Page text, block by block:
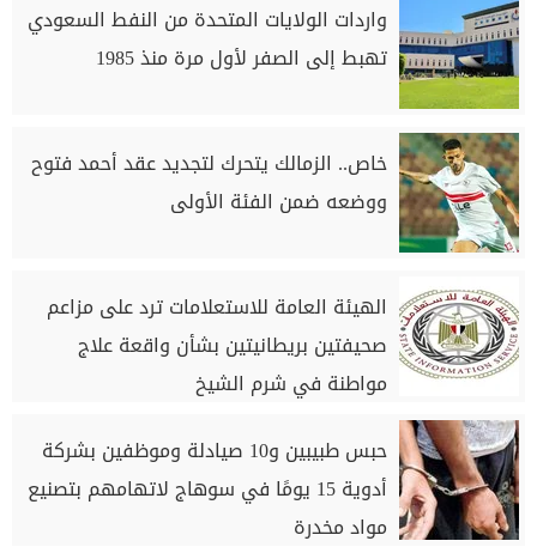
واردات الولايات المتحدة من النفط السعودي
تهبط إلى الصفر لأول مرة منذ 1985
خاص.. الزمالك يتحرك لتجديد عقد أحمد فتوح
ووضعه ضمن الفئة الأولى
الهيئة العامة للاستعلامات ترد على مزاعم
صحيفتين بريطانيتين بشأن واقعة علاج
مواطنة في شرم الشيخ
حبس طبيبين و10 صيادلة وموظفين بشركة
أدوية 15 يومًا في سوهاج لاتهامهم بتصنيع
مواد مخدرة